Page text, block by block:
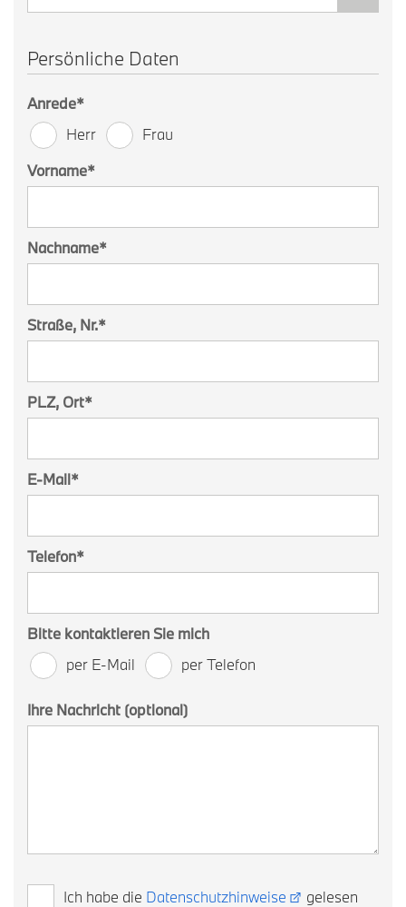
Persönliche Daten
Anrede*
Herr
Frau
Vorname*
Nachname*
Straße, Nr.*
PLZ, Ort*
E-Mail*
Telefon*
Bitte kontaktieren Sie mich
per E-Mail
per Telefon
Ihre Nachricht (optional)
Ich habe die Datenschutzhinweise
gelesen